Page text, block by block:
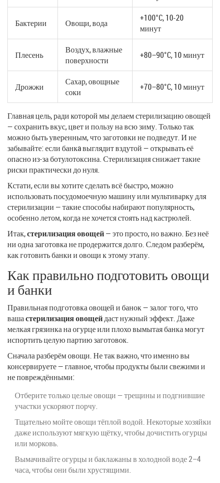
Бактерии Овощи, вода
+100°C, 10-20
минут
Плесень
Воздух, влажные
поверхности
+80–90°C, 10 минут
Дрожжи
Сахар, овощные
соки
+70–80°C, 10 минут
Главная цель, ради которой мы делаем стерилизацию овощей
— сохранить вкус, цвет и пользу на всю зиму. Только так
можно быть уверенным, что заготовки не подведут. И не
забывайте: если банкa выглядит вздутой — открывать её
опасно из-за ботулотоксина. Стерилизация снижает такие
риски практически до нуля.
Кстати, если вы хотите сделать всё быстро, можно
использовать посудомоечную машину или мультиварку для
стерилизации — такие способы набирают популярность,
особенно летом, когда не хочется стоять над кастрюлей.
Итак,стерилизация овощей— это просто, но важно. Без неё
ни одна заготовка не продержится долго. Следом разберём,
как готовить банки и овощи к этому этапу.
Как правильно подготовить овощи
и банки
Правильная подготовка овощей и банок — залог того, что
вашастерилизация овощейдаст нужный эффект. Даже
мелкая грязинка на огурце или плохо вымытая банка могут
испортить целую партию заготовок.
Сначала разберём овощи. Не так важно, что именно вы
консервируете — главное, чтобы продукты были свежими и
не повреждёнными:
Отберите только целые овощи — трещины и подгнившие
участки ускоряют порчу.
Тщательно мойте овощи тёплой водой. Некоторые хозяйки
даже используют мягкую щётку, чтобы дочистить огурцы
или морковь.
Вымачивайте огурцы и баклажаны в холодной воде 2–4
часа, чтобы они были хрустящими.